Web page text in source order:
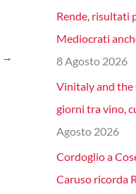
→
Rende, risultati
Mediocrati
8 Agosto 2026
Vinitaly and the
giorni tra vino,
Agosto 2026
Cordoglio a
Caruso ricorda